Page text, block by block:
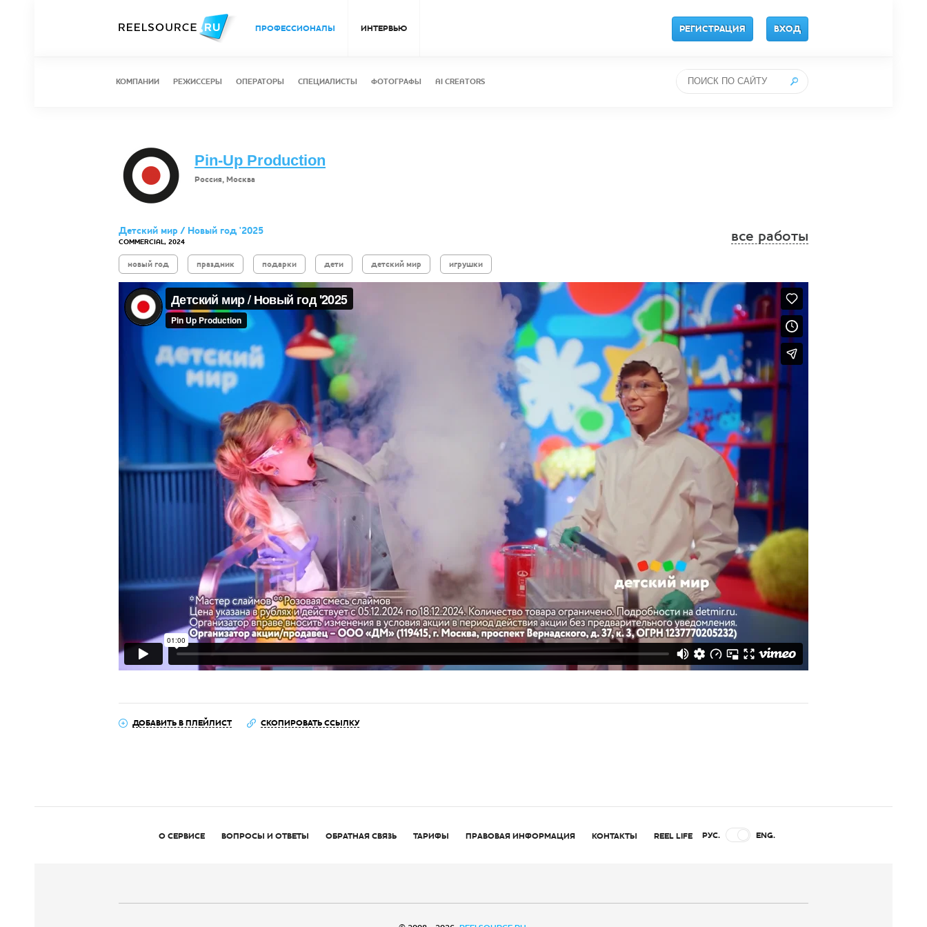
ПРОФЕССИОНАЛЫ ИНТЕРВЬЮ РЕГИСТРАЦИЯ ВХОД
КОМПАНИИ РЕЖИССЕРЫ ОПЕРАТОРЫ СПЕЦИАЛИСТЫ ФОТОГРАФЫ AI CREATORS
Pin-Up Production
Россия, Москва
Детский мир / Новый год '2025 все работы
COMMERCIAL, 2024
новый год праздник подарки дети детский мир игрушки
ДОБАВИТЬ В ПЛЕЙЛИСТ СКОПИРОВАТЬ ССЫЛКУ
О СЕРВИСЕ ВОПРОСЫ И ОТВЕТЫ ОБРАТНАЯ СВЯЗЬ ТАРИФЫ ПРАВОВАЯ ИНФОРМАЦИЯ КОНТАКТЫ REEL LIFE РУС. ENG.